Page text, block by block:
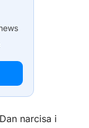
narcisa i